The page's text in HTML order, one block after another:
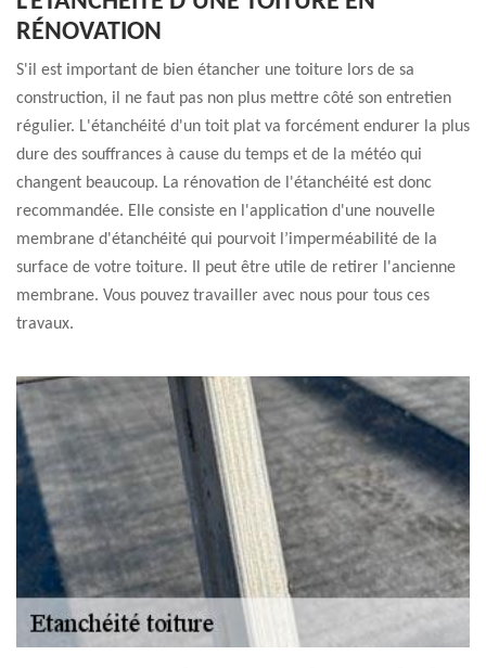
RÉNOVATION
S'il est important de bien étancher une toiture lors de sa
construction, il ne faut pas non plus mettre côté son entretien
régulier. L'étanchéité d'un toit plat va forcément endurer la plus
dure des souffrances à cause du temps et de la météo qui
changent beaucoup. La rénovation de l'étanchéité est donc
recommandée. Elle consiste en l'application d'une nouvelle
membrane d'étanchéité qui pourvoit l’imperméabilité de la
surface de votre toiture. Il peut être utile de retirer l'ancienne
membrane. Vous pouvez travailler avec nous pour tous ces
travaux.